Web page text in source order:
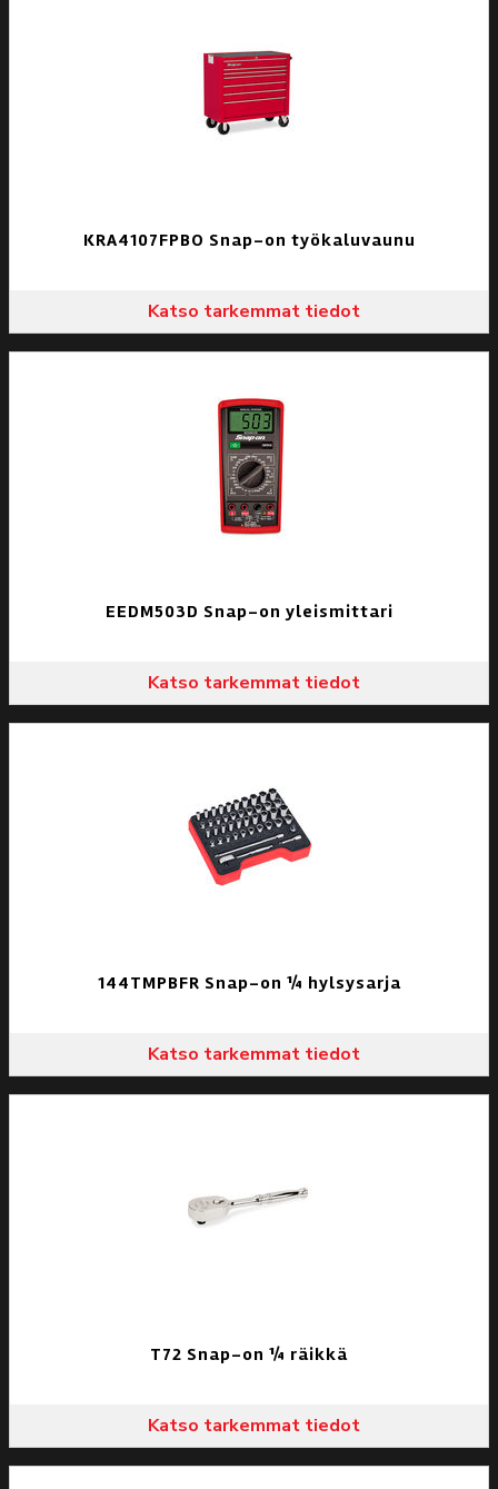
KRA4107FPBO Snap-on työkaluvaunu
Katso tarkemmat tiedot
EEDM503D Snap-on yleismittari
Katso tarkemmat tiedot
144TMPBFR Snap-on ¼ hylsysarja
Katso tarkemmat tiedot
T72 Snap-on ¼ räikkä
Katso tarkemmat tiedot